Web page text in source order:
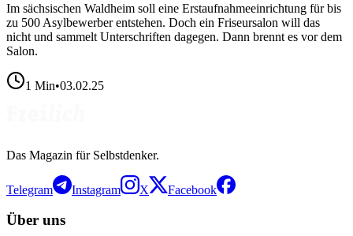
Im sächsischen Waldheim soll eine Erstaufnahmeeinrichtung für bis
zu 500 Asylbewerber entstehen. Doch ein Friseursalon will das
nicht und sammelt Unterschriften dagegen. Dann brennt es vor dem
Salon.
1 Min•03.02.25
Das Magazin für Selbstdenker.
Telegram Instagram X Facebook
Über uns